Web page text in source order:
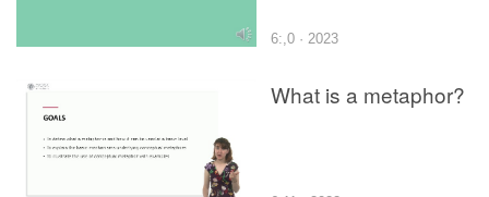
6:,0 · 2023
What is a metaphor?